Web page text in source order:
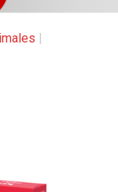
|